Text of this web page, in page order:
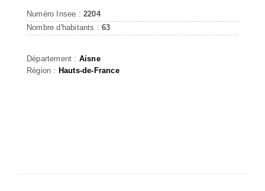
Numéro Insee : 2204
Nombre d'habitants :63
Département : Aisne
Région : Hauts-de-France